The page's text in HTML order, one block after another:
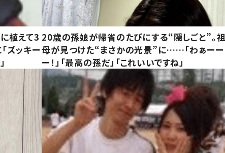
植えて3
ズッキー
20歳の孫娘が帰省のたびにする“隠しごと”。祖
母が見つけた“まさかの光景”に……「わぁーー
ー！」「最高の孫だ」「これいいですね」